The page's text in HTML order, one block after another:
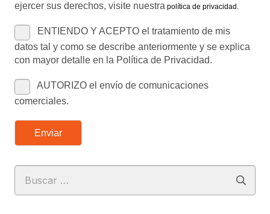
ejercer sus derechos, visite nuestra política de privacidad .
ENTIENDO Y ACEPTO el tratamiento de mis
datos tal y como se describe anteriormente y se explica
con mayor detalle en la Política de Privacidad.
AUTORIZO el envío de comunicaciones
comerciales.
Enviar